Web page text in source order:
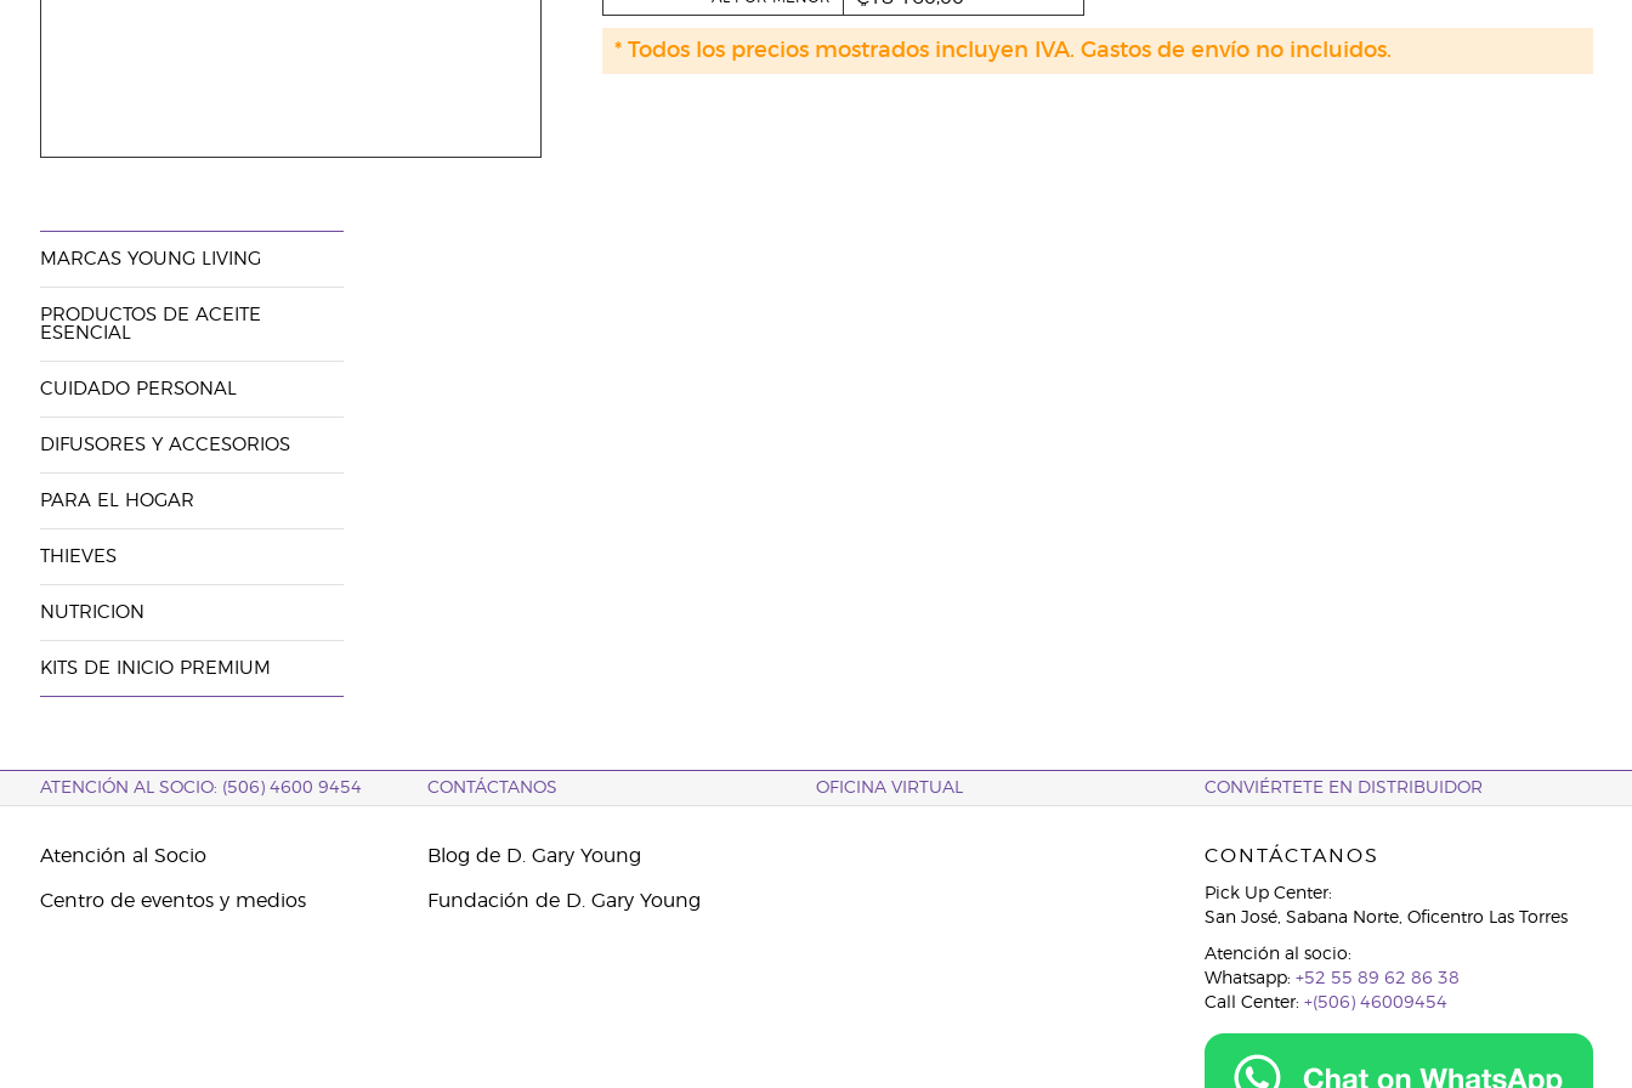
* Todos los precios mostrados incluyen IVA. Gastos de envío no incluidos.
MARCAS YOUNG LIVING
PRODUCTOS DE ACEITE
ESENCIAL
CUIDADO PERSONAL
DIFUSORES Y ACCESORIOS
PARA EL HOGAR
THIEVES
NUTRICION
KITS DE INICIO PREMIUM
ATENCIÓN AL SOCIO: (506) 4600 9454 CONTÁCTANOS OFICINA VIRTUAL CONVIÉRTETE EN DISTRIBUIDOR
Atención al Socio
Centro de eventos y medios
Blog de D. Gary Young
Fundación de D. Gary Young
CONTÁCTANOS
Pick Up Center:
San José, Sabana Norte, Oficentro Las Torres
Atención al socio:
Whatsapp: +52 55 89 62 86 38
Call Center: +(506) 46009454